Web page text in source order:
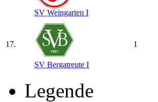
SV Weingarten I
17.
SV Bergatreute I
1
Legende